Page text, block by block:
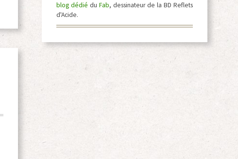
blog dédié du Fab, dessinateur de la BD Reflets
d'Acide.